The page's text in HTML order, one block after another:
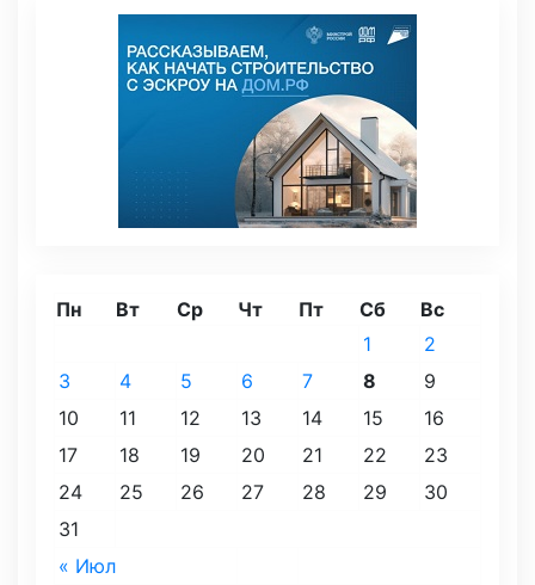
Пн Вт Ср Чт Пт Сб Вс
« Июл
1
2
3
4 5 6 7 8
9
10
11 12 13 14 15
16
17
18 19 20 21 22
23
24
25 26 27 28 29
30
31